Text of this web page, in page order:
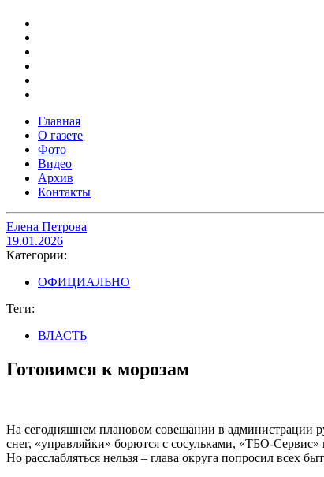
Главная
О газете
Фото
Видео
Архив
Контакты
Елена Петрова
19.01.2026
Категории:
ОФИЦИАЛЬНО
Теги:
ВЛАСТЬ
Готовимся к морозам
На сегодняшнем плановом совещании в администрации
снег, «управляйки» борются с сосульками, «ТБО-
Но расслабляться нельзя – глава округа попросил всех